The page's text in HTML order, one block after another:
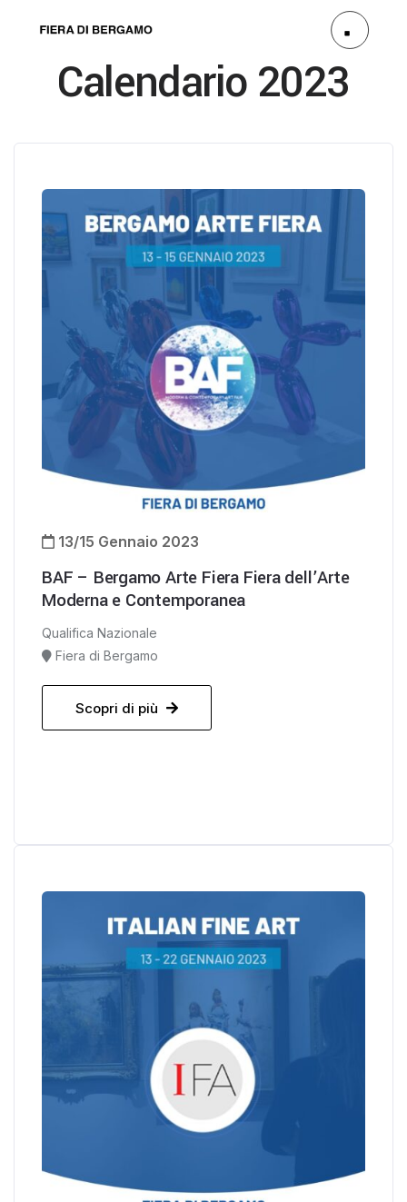
Calendario 2023
13/15 Gennaio 2023
BAF – Bergamo Arte Fiera Fiera dell’Arte
Moderna e Contemporanea
Qualifica Nazionale
Fiera di Bergamo
Scopri di più